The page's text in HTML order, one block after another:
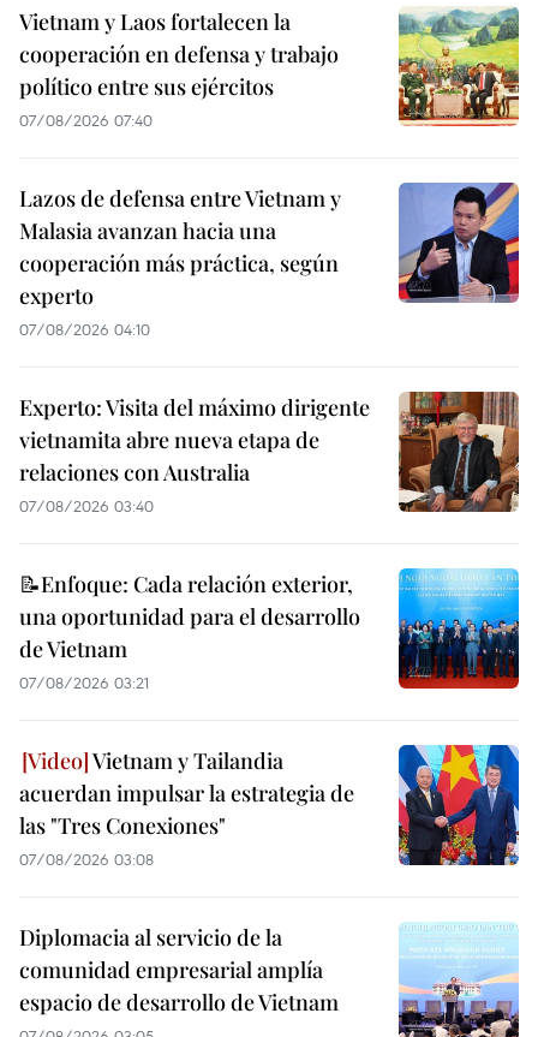
Vietnam y Laos fortalecen la
cooperación en defensa y trabajo
político entre sus ejércitos
07/08/2026 07:40
Lazos de defensa entre Vietnam y
Malasia avanzan hacia una
cooperación más práctica, según
experto
07/08/2026 04:10
Experto: Visita del máximo dirigente
vietnamita abre nueva etapa de
relaciones con Australia
07/08/2026 03:40
📝Enfoque: Cada relación exterior,
una oportunidad para el desarrollo
de Vietnam
07/08/2026 03:21
Vietnam y Tailandia
acuerdan impulsar la estrategia de
las "Tres Conexiones"
07/08/2026 03:08
Diplomacia al servicio de la
comunidad empresarial amplía
espacio de desarrollo de Vietnam